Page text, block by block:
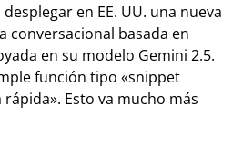
en EE. UU. una nueva
conversacional basada en
en su modelo Gemini 2.5.
función tipo «snippet
Esto va mucho más